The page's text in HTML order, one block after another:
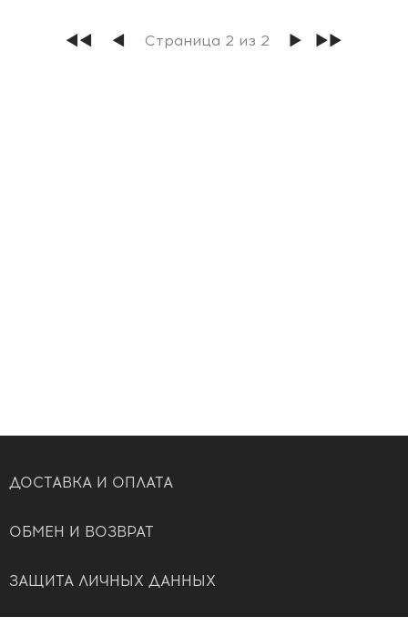
◀◀ ◀ Страница 2 из 2 ▶ ▶▶
ДОСТАВКА И ОПЛАТА
ОБМЕН И ВОЗВРАТ
ЗАЩИТА ЛИЧНЫХ ДАННЫХ